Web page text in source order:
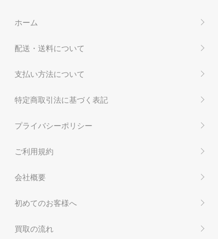
ホーム
配送・送料について
支払い方法について
特定商取引法に基づく表記
プライバシーポリシー
ご利用規約
会社概要
初めてのお客様へ
買取の流れ